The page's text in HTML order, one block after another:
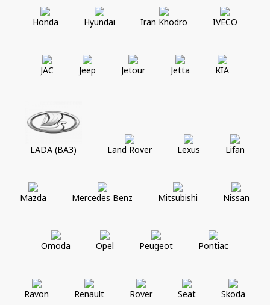
Honda Hyundai Iran Khodro IVECO
JAC Jeep Jetour Jetta KIA
LADA (ВАЗ) Land Rover Lexus Lifan
Mazda Mercedes Benz Mitsubishi Nissan
Omoda Opel Peugeot Pontiac
Ravon Renault Rover Seat Skoda